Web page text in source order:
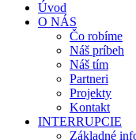
Úvod
O NÁS
Čo robíme
Náš príbeh
Náš tím
Partneri
Projekty
Kontakt
INTERRUPCIE
Základné